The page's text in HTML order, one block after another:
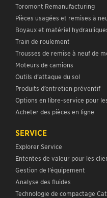
Toromont Remanufacturing
Pièces usagées et remises à
Boyaux et matériel
Train de roulement
Trousses de remise à neuf de
Moteurs de camions
Outils d’attaque du sol
Produits d’entretien préventif
Options en libre-service pour
Acheter des pièces en ligne
SERVICE
Explorer Service
Ententes de valeur pour les
Gestion de l’équipement
Analyse des fluides
Technologie de compactage Cat